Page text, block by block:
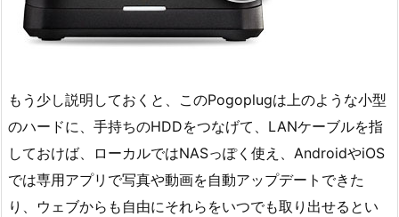
もう少し説明しておくと、このPogoplugは上のような小型
のハードに、手持ちのHDDをつなげて、LANケーブルを指
しておけば、ローカルではNASっぽく使え、AndroidやiOS
では専用アプリで写真や動画を自動アップデートできた
り、ウェブからも自由にそれらをいつでも取り出せるとい